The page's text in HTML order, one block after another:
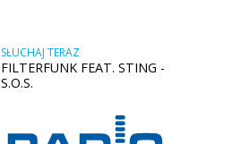
SŁUCHAJ TERAZ
FILTERFUNK FEAT. STING -
S.O.S.